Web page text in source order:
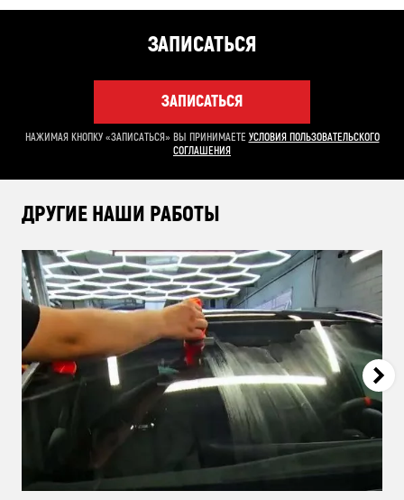
ЗАПИСАТЬСЯ
ЗАПИСАТЬСЯ
НАЖИМАЯ КНОПКУ «ЗАПИСАТЬСЯ» ВЫ ПРИНИМАЕТЕ УСЛОВИЯ ПОЛЬЗОВАТЕЛЬСКОГО
СОГЛАШЕНИЯ
ДРУГИЕ НАШИ РАБОТЫ